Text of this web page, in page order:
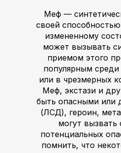
Меф —
своей
измененному
может вызывать
приемом этого
популярным
или в чрезмерных
Меф, экстази и
быть опасными или
(ЛСД), героин,
могут
потенциальных
помнить, что